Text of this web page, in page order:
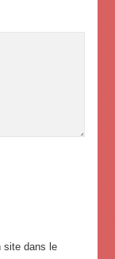
site dans le